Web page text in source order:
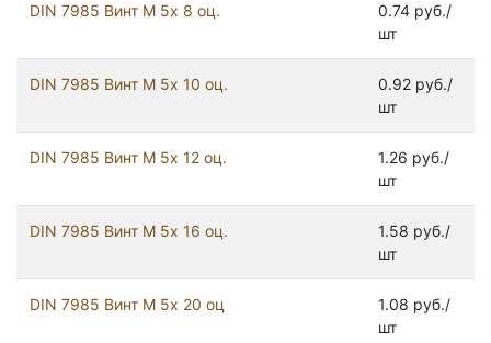
DIN 7985 Винт М 5х 8 оц.
0.74 руб./
шт
DIN 7985 Винт М 5х 10 оц.
0.92 руб./
шт
DIN 7985 Винт М 5х 12 оц.
1.26 руб./
шт
DIN 7985 Винт М 5х 16 оц.
1.58 руб./
шт
DIN 7985 Винт М 5х 20 оц
1.08 руб./
шт